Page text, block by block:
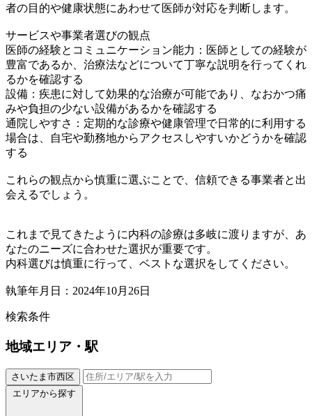
者の目的や健康状態にあわせて医師が対応を判断します。
サービスや事業者選びの観点
医師の経験とコミュニケーション能力：医師としての経験が
豊富であるか、治療法などについて丁寧な説明を行ってくれ
るかを確認する
設備：疾患に対して効果的な治療が可能であり、なおかつ痛
みや負担の少ない設備があるかを確認する
通院しやすさ：定期的な診療や健康管理で日常的に利用する
場合は、自宅や勤務地からアクセスしやすいかどうかを確認
する
これらの観点から慎重に選ぶことで、信頼できる事業者と出
会えるでしょう。
これまで見てきたように内科の診療は多岐に渡りますが、あ
なたのニーズに合わせた選択が重要です。
内科選びは慎重に行って、ベストな選択をしてください。
執筆年月日：2024年10月26日
検索条件
地域エリア・駅
さいたま市西区
エリアから探す